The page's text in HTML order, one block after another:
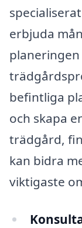
erbjuda
befintliga
och skapa
trädgård,
kan bidra
viktigaste